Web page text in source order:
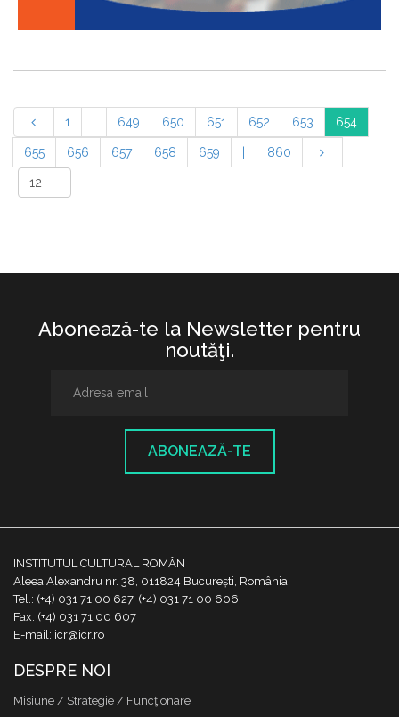
1 649 650 651 652 653 654
655 656 657 658 659 860
Abonează-te la Newsletter pentru
noutăţi.
ABONEAZĂ-TE
INSTITUTUL CULTURAL ROMÂN
Aleea Alexandru nr. 38, 011824 București, România
Tel.: (+4) 031 71 00 627, (+4) 031 71 00 606
Fax: (+4) 031 71 00 607
E-mail: icr@icr.ro
DESPRE NOI
Misiune / Strategie / Funcţionare